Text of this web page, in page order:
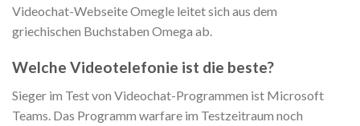
Videochat-Webseite Omegle leitet sich aus dem
griechischen Buchstaben Omega ab.
Welche Videotelefonie ist die beste?
Sieger im Test von Videochat-Programmen ist Microsoft
Teams. Das Programm warfare im Testzeitraum noch